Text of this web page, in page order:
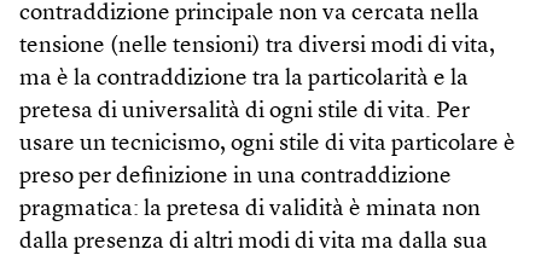
contraddizione principale non va cercata nella
tensione (nelle tensioni) tra diversi modi di vita,
ma è la contraddizione tra la particolarità e la
pretesa di universalità di ogni stile di vita. Per
usare un tecnicismo, ogni stile di vita particolare è
preso per definizione in una contraddizione
pragmatica: la pretesa di validità è minata non
dalla presenza di altri modi di vita ma dalla sua